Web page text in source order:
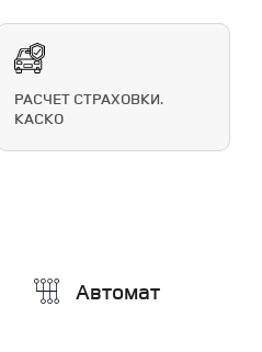
РАСЧЕТ СТРАХОВКИ.
КАСКО
Автомат